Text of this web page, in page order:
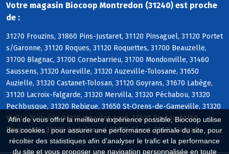
Afin de vous offrir la meilleure expérience possible, Biocoop utilise
des cookies : pour assurer une performance optimale du site, pour
récolter des statistiques afin d'analyser le trafic et la performance
du site et vous proposer une navigation personnalisée en toute
Votre magasin Biocoop Montredon (31240) est proche
de :
31270 Frouzins, 31860 Pins-Justaret, 31120 Pinsaguel, 31120 Portet
s/Garonne, 31120 Roques, 31120 Roquettes, 31700 Beauzelle,
31700 Blagnac, 31700 Cornebarrieu, 31700 Mondonville, 31460
Saussens, 31320 Aureville, 31320 Auzeville-Tolosane, 31650
Auzielle, 31320 Castanet-Tolosan, 31120 Goyrans, 31670 Labège,
31120 Lacroix-Falgarde, 31320 Mervilla, 31320 Péchabou, 31320
Pechbusque, 31320 Rebigue, 31650 St-Orens-de-Gameville, 31320
Vieille-Toulouse, 31320 Vigoulet-Auzil, 31620 Bouloc, 31150
Bruguières, 31620 Castelnau-d, 31620 Cépet, 31620 Gargas